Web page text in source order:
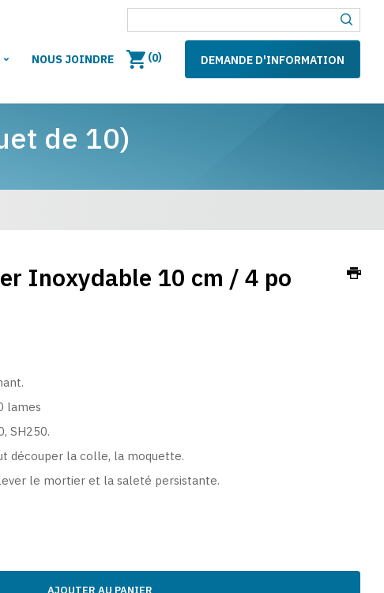
NOUS JOINDRE (0) DEMANDE D'INFORMATION
de 10)
Inoxydable 10 cm / 4 po
lames
SH250.
découper la colle, la moquette.
le mortier et la saleté persistante.
AJOUTER AU PANIER